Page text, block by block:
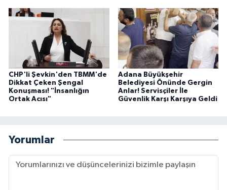
CHP'li Şevkin'den TBMM'de
Dikkat Çeken Şengal
Konuşması! "İnsanlığın
Ortak Acısı"
Adana Büyükşehir
Belediyesi Önünde Gergin
Anlar! Servisçiler İle
Güvenlik Karşı Karşıya Geldi
Yorumlar